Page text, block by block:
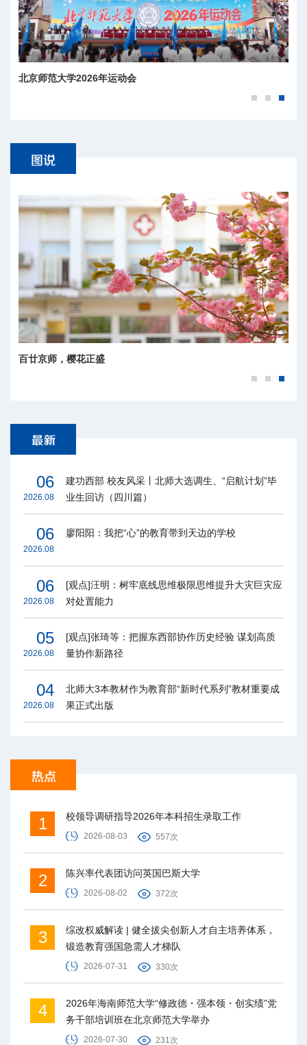
北京师范大学2026年运动会
百廿京师，樱花正盛
06
2026.08
建功西部 校友风采丨北师大选调生、“启航计划”毕
业生回访（四川篇）
06
2026.08
廖阳阳：我把“心”的教育带到天边的学校
06
2026.08
[观点]汪明：树牢底线思维极限思维提升大灾巨灾应
对处置能力
05
2026.08
[观点]张琦等：把握东西部协作历史经验 谋划高质
量协作新路径
04
2026.08
北师大3本教材作为教育部“新时代系列”教材重要成
果正式出版
1 校领导调研指导2026年本科招生录取工作
2026-08-03 557次
2 陈兴率代表团访问英国巴斯大学
2026-08-02 372次
3
综改权威解读 | 健全拔尖创新人才自主培养体系，
锻造教育强国急需人才梯队
2026-07-31 330次
4
2026年海南师范大学“修政德・强本领・创实绩”党
务干部培训班在北京师范大学举办
2026-07-30 231次